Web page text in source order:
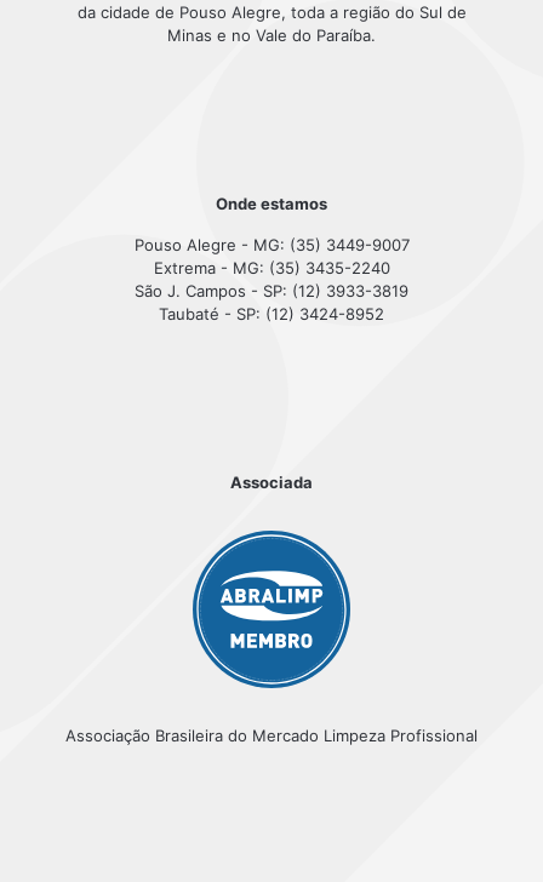
da cidade de Pouso Alegre, toda a região do Sul de
Minas e no Vale do Paraíba.
Onde estamos
Pouso Alegre - MG: (35) 3449-9007
Extrema - MG: (35) 3435-2240
São J. Campos - SP: (12) 3933-3819
Taubaté - SP: (12) 3424-8952
Associada
Associação Brasileira do Mercado Limpeza Profissional